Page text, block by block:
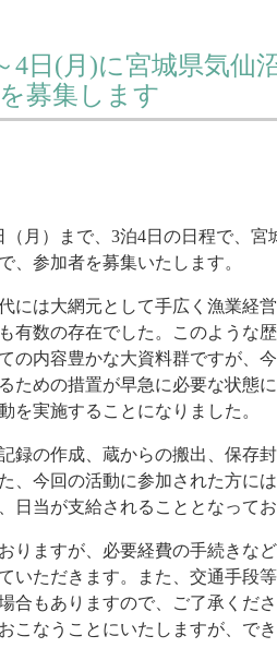
日(月)に宮城県気仙
募集します
月）まで、3泊4日の日程で、宮
、参加者を募集いたします。
には大網元として手広く漁業経
有数の存在でした。このような
の内容豊かな大資料群ですが、
ための措置が早急に必要な状態
を実施することになりました。
録の作成、蔵からの搬出、保存
、今回の活動に参加された方に
日当が支給されることとなって
りますが、必要経費の手続きな
いただきます。また、交通手段
合もありますので、ご了承くだ
こなうことにいたしますが、で